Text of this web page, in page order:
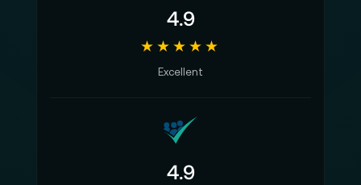
4.9
★★★★★
Excellent
4.9